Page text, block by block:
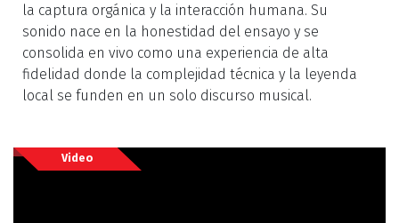
la captura orgánica y la interacción humana. Su
sonido nace en la honestidad del ensayo y se
consolida en vivo como una experiencia de alta
fidelidad donde la complejidad técnica y la leyenda
local se funden en un solo discurso musical.
Video